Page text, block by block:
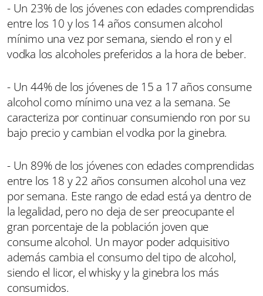
- Un 23% de los jóvenes con edades comprendidas
entre los 10 y los 14 años consumen alcohol
mínimo una vez por semana, siendo el ron y el
vodka los alcoholes preferidos a la hora de beber.
- Un 44% de los jóvenes de 15 a 17 años consume
alcohol como mínimo una vez a la semana. Se
caracteriza por continuar consumiendo ron por su
bajo precio y cambian el vodka por la ginebra.
- Un 89% de los jóvenes con edades comprendidas
entre los 18 y 22 años consumen alcohol una vez
por semana. Este rango de edad está ya dentro de
la legalidad, pero no deja de ser preocupante el
gran porcentaje de la población joven que
consume alcohol. Un mayor poder adquisitivo
además cambia el consumo del tipo de alcohol,
siendo el licor, el whisky y la ginebra los más
consumidos.